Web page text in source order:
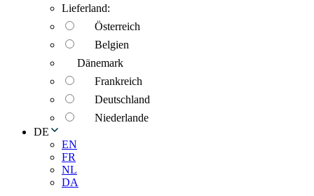
Lieferland:
Österreich
Belgien
Dänemark
Frankreich
Deutschland
Niederlande
DE
EN
FR
NL
DA